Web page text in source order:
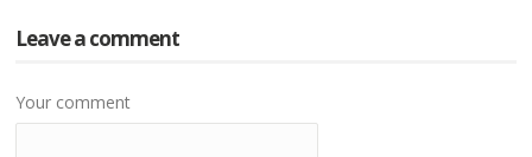
Leave a comment
Your comment